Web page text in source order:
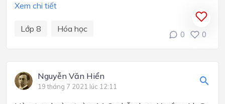
Xem chi tiết
Lớp 8 Hóa học
0 0
Nguyễn Văn Hiển
19 tháng 7 2021 lúc 12:11